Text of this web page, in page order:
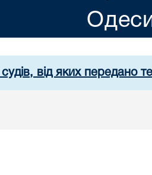
судів, від яких передано